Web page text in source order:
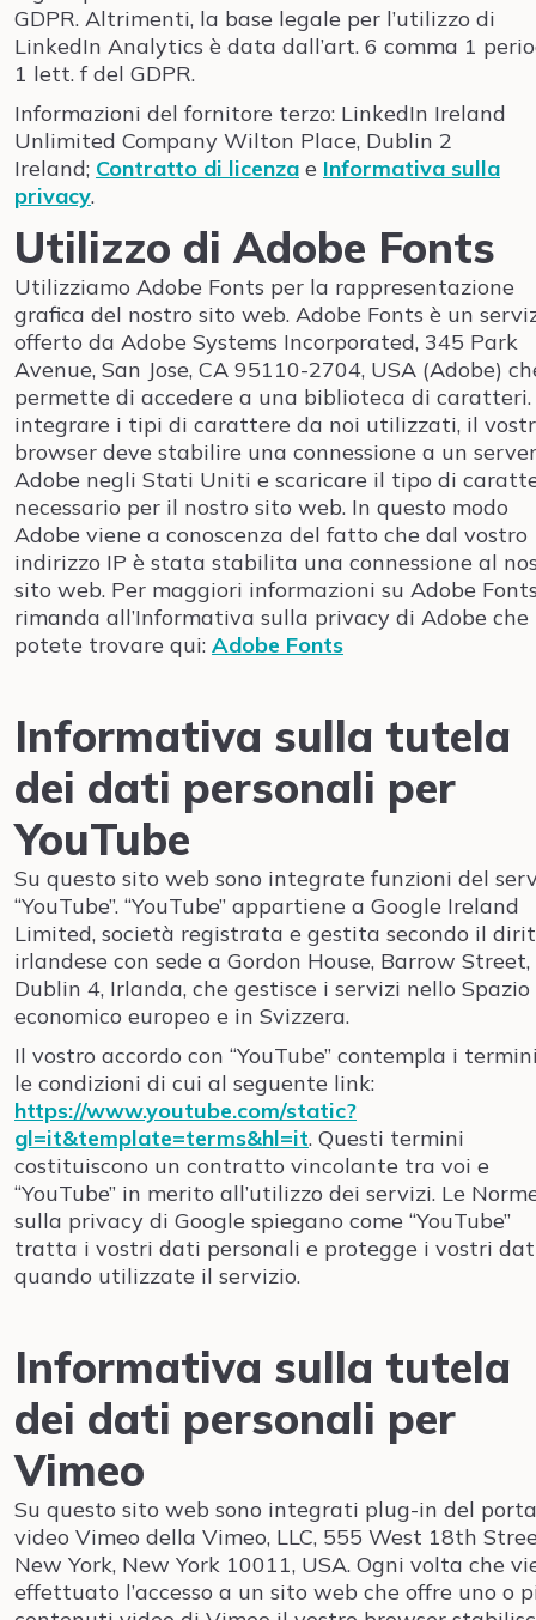
GDPR. Altrimenti, la base legale per l’utilizzo di
LinkedIn Analytics è data dall’art. 6 comma 1
1 lett. f del GDPR.
Informazioni del fornitore terzo: LinkedIn Ireland
Unlimited Company Wilton Place, Dublin 2
Ireland; Contratto di licenza e Informativa sulla
privacy.
Utilizzo di Adobe Fonts
Utilizziamo Adobe Fonts per la rappresentazione
grafica del nostro sito web. Adobe Fonts è un
offerto da Adobe Systems Incorporated, 345 Park
Avenue, San Jose, CA 95110-2704, USA (Adobe)
permette di accedere a una biblioteca di caratteri.
integrare i tipi di carattere da noi utilizzati, il
browser deve stabilire una connessione a un
Adobe negli Stati Uniti e scaricare il tipo di
necessario per il nostro sito web. In questo modo
Adobe viene a conoscenza del fatto che dal vostro
indirizzo IP è stata stabilita una connessione al
sito web. Per maggiori informazioni su Adobe
rimanda all’Informativa sulla privacy di Adobe che
potete trovare qui: Adobe Fonts
Informativa sulla tutela
dei dati personali per
YouTube
Su questo sito web sono integrate funzioni del
“YouTube”. “YouTube” appartiene a Google Ireland
Limited, società registrata e gestita secondo il
irlandese con sede a Gordon House, Barrow Street,
Dublin 4, Irlanda, che gestisce i servizi nello Spazio
economico europeo e in Svizzera.
Il vostro accordo con “YouTube” contempla i
le condizioni di cui al seguente link:
https://www.youtube.com/static?
gl=it&template=terms&hl=it. Questi termini
costituiscono un contratto vincolante tra voi e
“YouTube” in merito all’utilizzo dei servizi. Le
sulla privacy di Google spiegano come “YouTube”
tratta i vostri dati personali e protegge i vostri
quando utilizzate il servizio.
Informativa sulla tutela
dei dati personali per
Vimeo
Su questo sito web sono integrati plug-in del
video Vimeo della Vimeo, LLC, 555 West 18th
New York, New York 10011, USA. Ogni volta che
effettuato l’accesso a un sito web che offre uno o